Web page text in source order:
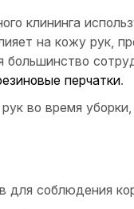
клининга
на кожу рук,
большинство
перчатки.
во время уборки,
соблюдения